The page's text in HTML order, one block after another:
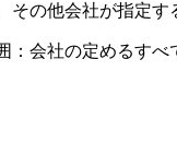
その他会社が指定す
：会社の定めるすべ